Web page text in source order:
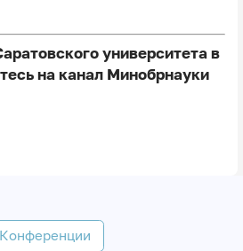
университета в
на канал Минобрнауки
Конференции